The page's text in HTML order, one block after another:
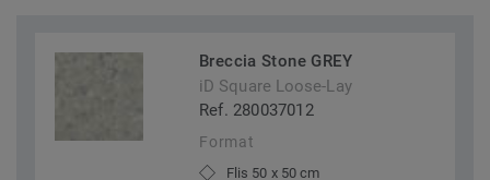
Breccia Stone GREY
iD Square Loose-Lay
Ref. 280037012
Format
Flis 50 x 50 cm